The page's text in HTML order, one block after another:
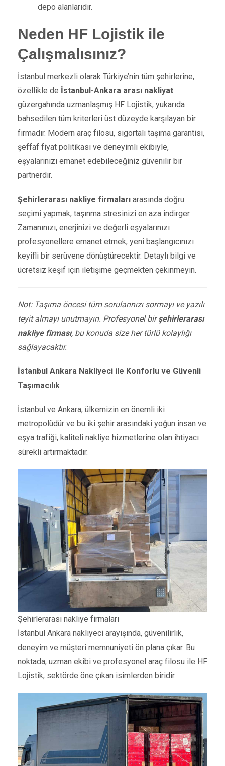
depo alanlarıdır.
Neden HF Lojistik ile
Çalışmalısınız?
İstanbul merkezli olarak Türkiye’nin tüm şehirlerine,
özellikle de İstanbul-Ankara arası nakliyat
güzergahında uzmanlaşmış HF Lojistik, yukarıda
bahsedilen tüm kriterleri üst düzeyde karşılayan bir
firmadır. Modern araç filosu, sigortalı taşıma garantisi,
şeffaf fiyat politikası ve deneyimli ekibiyle,
eşyalarınızı emanet edebileceğiniz güvenilir bir
partnerdir.
Şehirlerarası nakliye firmaları arasında doğru
seçimi yapmak, taşınma stresinizi en aza indirger.
Zamanınızı, enerjinizi ve değerli eşyalarınızı
profesyonellere emanet etmek, yeni başlangıcınızı
keyifli bir serüvene dönüştürecektir. Detaylı bilgi ve
ücretsiz keşif için iletişime geçmekten çekinmeyin.
Not: Taşıma öncesi tüm sorularınızı sormayı ve yazılı
teyit almayı unutmayın. Profesyonel birşehirlerarası
nakliye firması, bu konuda size her türlü kolaylığı
sağlayacaktır.
İstanbul Ankara Nakliyeci ile Konforlu ve Güvenli
Taşımacılık
İstanbul ve Ankara, ülkemizin en önemli iki
metropolüdür ve bu iki şehir arasındaki yoğun insan ve
eşya trafiği, kaliteli nakliye hizmetlerine olan ihtiyacı
sürekli artırmaktadır.
Şehirlerarası nakliye firmaları
İstanbul Ankara nakliyeci arayışında, güvenilirlik,
deneyim ve müşteri memnuniyeti ön plana çıkar. Bu
noktada, uzman ekibi ve profesyonel araç filosu ile HF
Lojistik, sektörde öne çıkan isimlerden biridir.